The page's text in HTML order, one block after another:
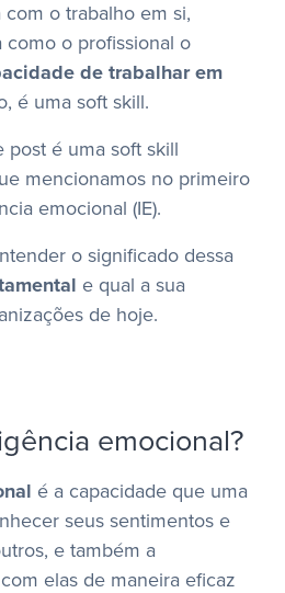
o trabalho em si,
como o profissional o
de trabalhar em
é uma soft skill.
post é uma soft skill
mencionamos no primeiro
emocional (IE).
o significado dessa
e qual a sua
de hoje.
emocional?
é a capacidade que uma
seus sentimentos e
e também a
elas de maneira eficaz